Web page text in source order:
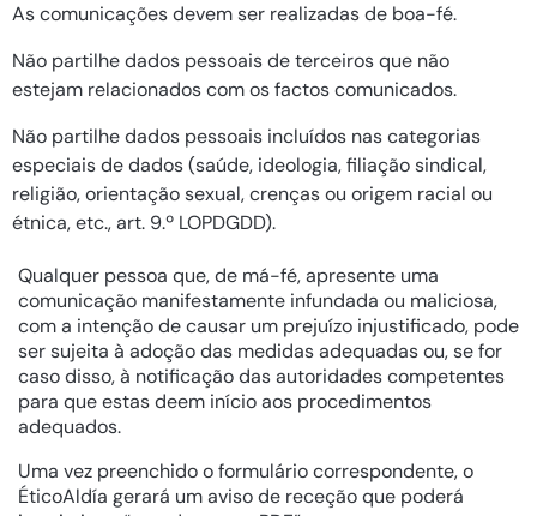
As comunicações devem ser realizadas de boa-fé.
Não partilhe dados pessoais de terceiros que não
estejam relacionados com os factos comunicados.
Não partilhe dados pessoais incluídos nas categorias
especiais de dados (saúde, ideologia, filiação sindical,
religião, orientação sexual, crenças ou origem racial ou
étnica, etc., art. 9.º LOPDGDD).
Qualquer pessoa que, de má-fé, apresente uma
comunicação manifestamente infundada ou maliciosa,
com a intenção de causar um prejuízo injustificado, pode
ser sujeita à adoção das medidas adequadas ou, se for
caso disso, à notificação das autoridades competentes
para que estas deem início aos procedimentos
adequados.
Uma vez preenchido o formulário correspondente, o
ÉticoAldía gerará um aviso de receção que poderá